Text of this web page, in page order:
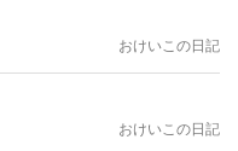
おけいこの日記
おけいこの日記